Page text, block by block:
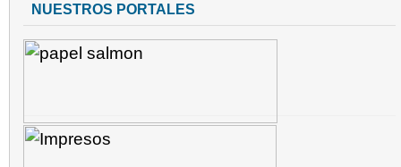
NUESTROS PORTALES